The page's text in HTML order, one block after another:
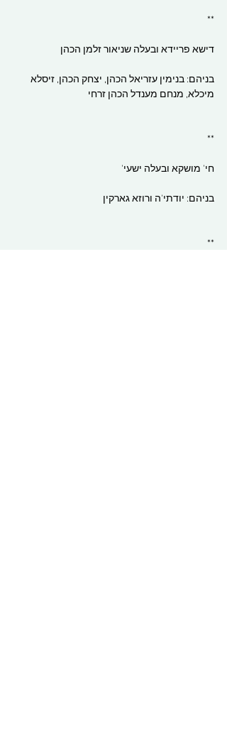
**
דישא פריידא ובעלה שניאור זלמן הכהן
בניהם: בנימין עזריאל הכהן, יצחק הכהן, זיסלא
מיכלא, מנחם מענדל הכהן זרחי
**
חי' מושקא ובעלה ישעי'
בניהם: יודתי'ה ורוזא גארקין
**